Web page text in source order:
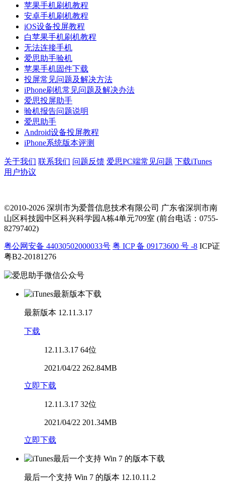
苹果手机刷机教程
安卓手机刷机教程
iOS设备投屏教程
白苹果手机刷机教程
无法连接手机
爱思助手验机
苹果手机固件下载
投屏常见问题及解决方法
iPhone刷机常见问题及解决办法
爱思投屏助手
验机报告问题说明
爱思助手
Android设备投屏教程
iPhone系统版本评测
关于我们 联系我们 问题反馈 爱思PC端常见问题 下载iTunes
用户协议
©2010-2026 深圳市为爱普信息技术有限公司 广东省深圳市南
山区科技园中区科兴科学园A栋4单元709室 (前台电话：0755-
82797402)
粤公网安备 44030502000033号 粤 ICP 备 09173600 号 -8 ICP证
粤B2-20181276
最新版本 12.11.3.17
下载
12.11.3.17 64位
2021/04/22 262.84MB
立即下载
12.11.3.17 32位
2021/04/22 201.34MB
立即下载
最后一个支持 Win 7 的版本 12.10.11.2